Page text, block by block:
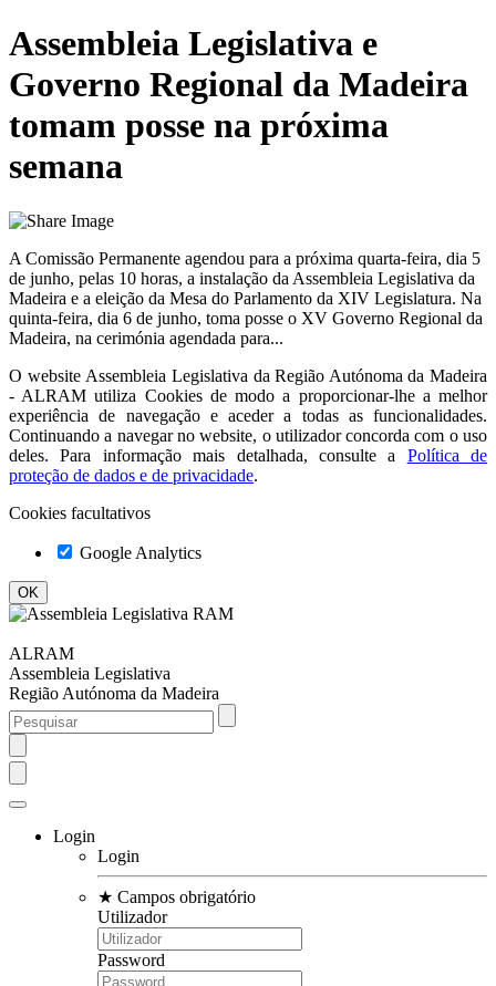
Assembleia Legislativa e
Governo Regional da Madeira
tomam posse na próxima
semana
A Comissão Permanente agendou para a próxima quarta-feira, dia 5
de junho, pelas 10 horas, a instalação da Assembleia Legislativa da
Madeira e a eleição da Mesa do Parlamento da XIV Legislatura. Na
quinta-feira, dia 6 de junho, toma posse o XV Governo Regional da
Madeira, na cerimónia agendada para...
O website Assembleia Legislativa da Região Autónoma da Madeira
- ALRAM utiliza Cookies de modo a proporcionar-lhe a melhor
experiência de navegação e aceder a todas as funcionalidades.
Continuando a navegar no website, o utilizador concorda com o uso
deles. Para informação mais detalhada, consulte a
Política de
proteção de dados e de privacidade.
Cookies facultativos
Google Analytics
ALRAM
Assembleia Legislativa
Região Autónoma da Madeira
Login
Login
★ Campos obrigatório
Utilizador
Password